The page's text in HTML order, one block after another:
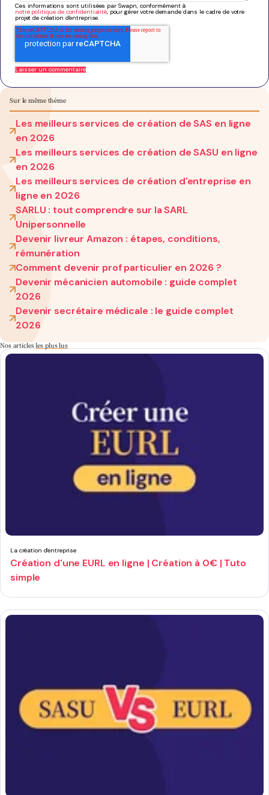
Ces informations sont utilisées par Swapn, conformément à
notre politique de confidentialité, pour gérer votre demande dans le cadre de votre
projet de création d'entreprise.
Sur le même thème
Les meilleurs services de création de SAS en ligne
en 2026
Les meilleurs services de création de SASU en ligne
en 2026
Les meilleurs services de création d'entreprise en
ligne en 2026
SARLU : tout comprendre sur la SARL
Unipersonnelle
Devenir livreur Amazon : étapes, conditions,
rémunération
Comment devenir prof particulier en 2026 ?
Devenir mécanicien automobile : guide complet
2026
Devenir secrétaire médicale : le guide complet
2026
Nos articlesles plus lus
La création d'entreprise
Création d'une EURL en ligne | Création à 0€ | Tuto
simple